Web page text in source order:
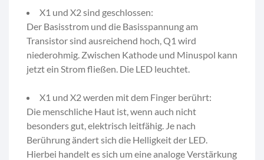
X1 und X2 sind geschlossen:
Der Basisstrom und die Basisspannung am
Transistor sind ausreichend hoch, Q1 wird
niederohmig. Zwischen Kathode und Minuspol kann
jetzt ein Strom fließen. Die LED leuchtet.
X1 und X2 werden mit dem Finger berührt:
Die menschliche Haut ist, wenn auch nicht
besonders gut, elektrisch leitfähig. Je nach
Berührung ändert sich die Helligkeit der LED.
Hierbei handelt es sich um eine analoge Verstärkung